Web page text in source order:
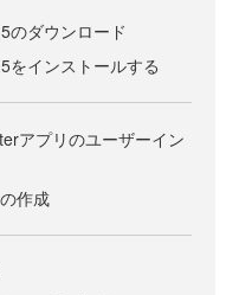
のダウンロード
をインストールする
アプリのユーザーイン
作成